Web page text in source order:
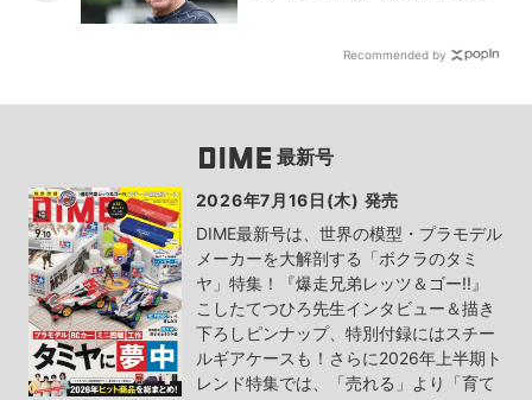
Recommended by
最新号
2026年7月16日(木) 発売
DIME最新号は、世界の模型・プラモデル
メーカーを大解剖する「ボクラのタミ
ヤ」特集！『爆走兄弟レッツ＆ゴー!!』
こしたてつひろ先生インタビュー＆描き
下ろしピンナップ、特別付録にはスチー
ルギアケースも！さらに2026年上半期ト
レンド特集では、「売れる」より「育て